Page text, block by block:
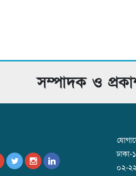
সম্পাদক ও
০২-